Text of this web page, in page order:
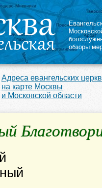
обзоры
Адреса евангельских
на карте Москвы
и Московской области